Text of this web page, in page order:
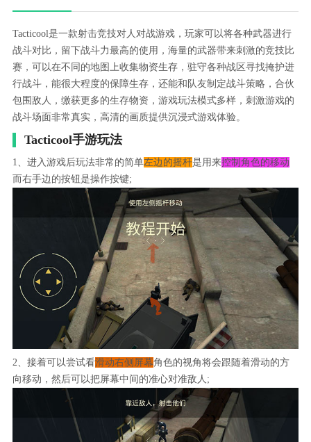
Tacticool是一款射击竞技对人对战游戏，玩家可以将各种武器进行
战斗对比，留下战斗力最高的使用，海量的武器带来刺激的竞技比
赛，可以在不同的地图上收集物资生存，驻守各种战区寻找掩护进
行战斗，能很大程度的保障生存，还能和队友制定战斗策略，合伙
包围敌人，缴获更多的生存物资，游戏玩法模式多样，刺激游戏的
战斗场面非常真实，高清的画质提供沉浸式游戏体验。
Tacticool手游玩法
1、进入游戏后玩法非常的简单左边的摇杆是用来控制角色的移动
而右手边的按钮是操作按键;
2、接着可以尝试看滑动右侧屏幕角色的视角将会跟随着滑动的方
向移动，然后可以把屏幕中间的准心对准敌人;